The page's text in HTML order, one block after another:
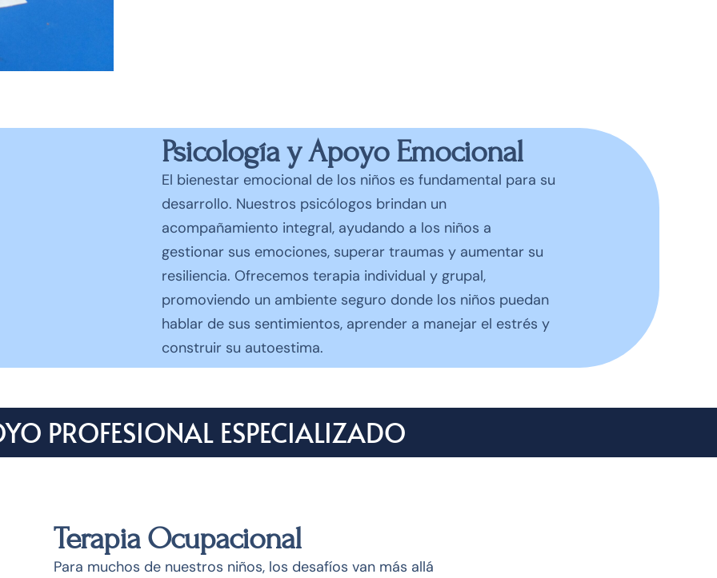
Psicología y Apoyo Emocional
El bienestar emocional de los niños es fundamental para su
desarrollo. Nuestros psicólogos brindan un
acompañamiento integral, ayudando a los niños a
gestionar sus emociones, superar traumas y aumentar su
resiliencia. Ofrecemos terapia individual y grupal,
promoviendo un ambiente seguro donde los niños puedan
hablar de sus sentimientos, aprender a manejar el estrés y
construir su autoestima.
PROFESIONAL ESPECIALIZADO
Terapia Ocupacional
Para muchos de nuestros niños, los desafíos van más allá